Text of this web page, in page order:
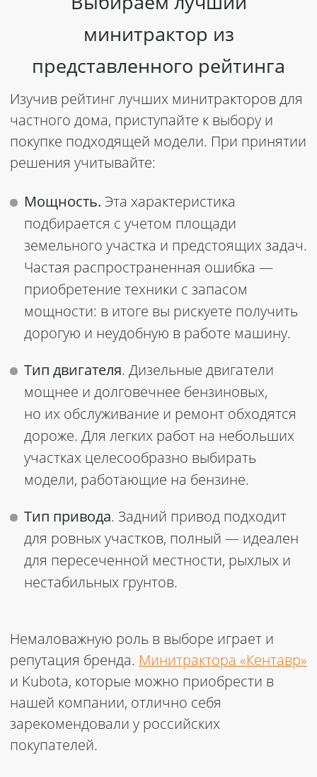
минитрактор из
представленного рейтинга
Изучив рейтинг лучших минитракторов для
частного дома, приступайте к выбору и
покупке подходящей модели. При принятии
решения учитывайте:
Мощность. Эта характеристика
подбирается с учетом площади
земельного участка и предстоящих задач.
Частая распространенная ошибка —
приобретение техники с запасом
мощности: в итоге вы рискуете получить
дорогую и неудобную в работе машину.
Тип двигателя. Дизельные двигатели
мощнее и долговечнее бензиновых,
но их обслуживание и ремонт обходятся
дороже. Для легких работ на небольших
участках целесообразно выбирать
модели, работающие на бензине.
Тип привода. Задний привод подходит
для ровных участков, полный — идеален
для пересеченной местности, рыхлых и
нестабильных грунтов.
Немаловажную роль в выборе играет и
репутация бренда. Минитрактора «Кентавр»
и Kubota, которые можно приобрести в
нашей компании, отлично себя
зарекомендовали у российских
покупателей.